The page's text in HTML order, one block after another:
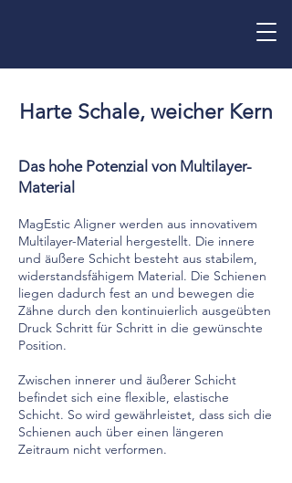
Harte Schale, weicher Kern
Das hohe Potenzial von Multilayer-
Material
MagEstic Aligner werden aus innovativem
Multilayer-Material hergestellt. Die innere
und äußere Schicht besteht aus stabilem,
widerstandsfähigem Material. Die Schienen
liegen dadurch fest an und bewegen die
Zähne durch den kontinuierlich ausgeübten
Druck Schritt für Schritt in die gewünschte
Position.
Zwischen innerer und äußerer Schicht
befindet sich eine flexible, elastische
Schicht. So wird gewährleistet, dass sich die
Schienen auch über einen längeren
Zeitraum nicht verformen.